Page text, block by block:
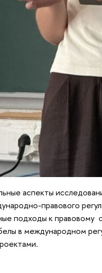
аспекты
правового
подходы к правовому
в международном